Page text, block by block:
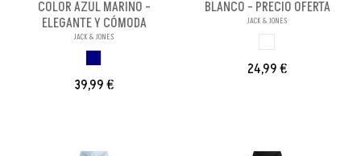
COLOR AZUL MARINO -
ELEGANTE Y CÓMODA
JACK & JONES
39,99 €
BLANCO - PRECIO OFERTA
JACK & JONES
24,99 €